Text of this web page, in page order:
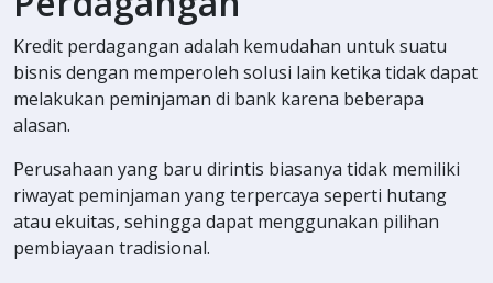
Kredit perdagangan adalah kemudahan untuk suatu
bisnis dengan memperoleh solusi lain ketika tidak dapat
melakukan peminjaman di bank karena beberapa
alasan.
Perusahaan yang baru dirintis biasanya tidak memiliki
riwayat peminjaman yang terpercaya seperti hutang
atau ekuitas, sehingga dapat menggunakan pilihan
pembiayaan tradisional.